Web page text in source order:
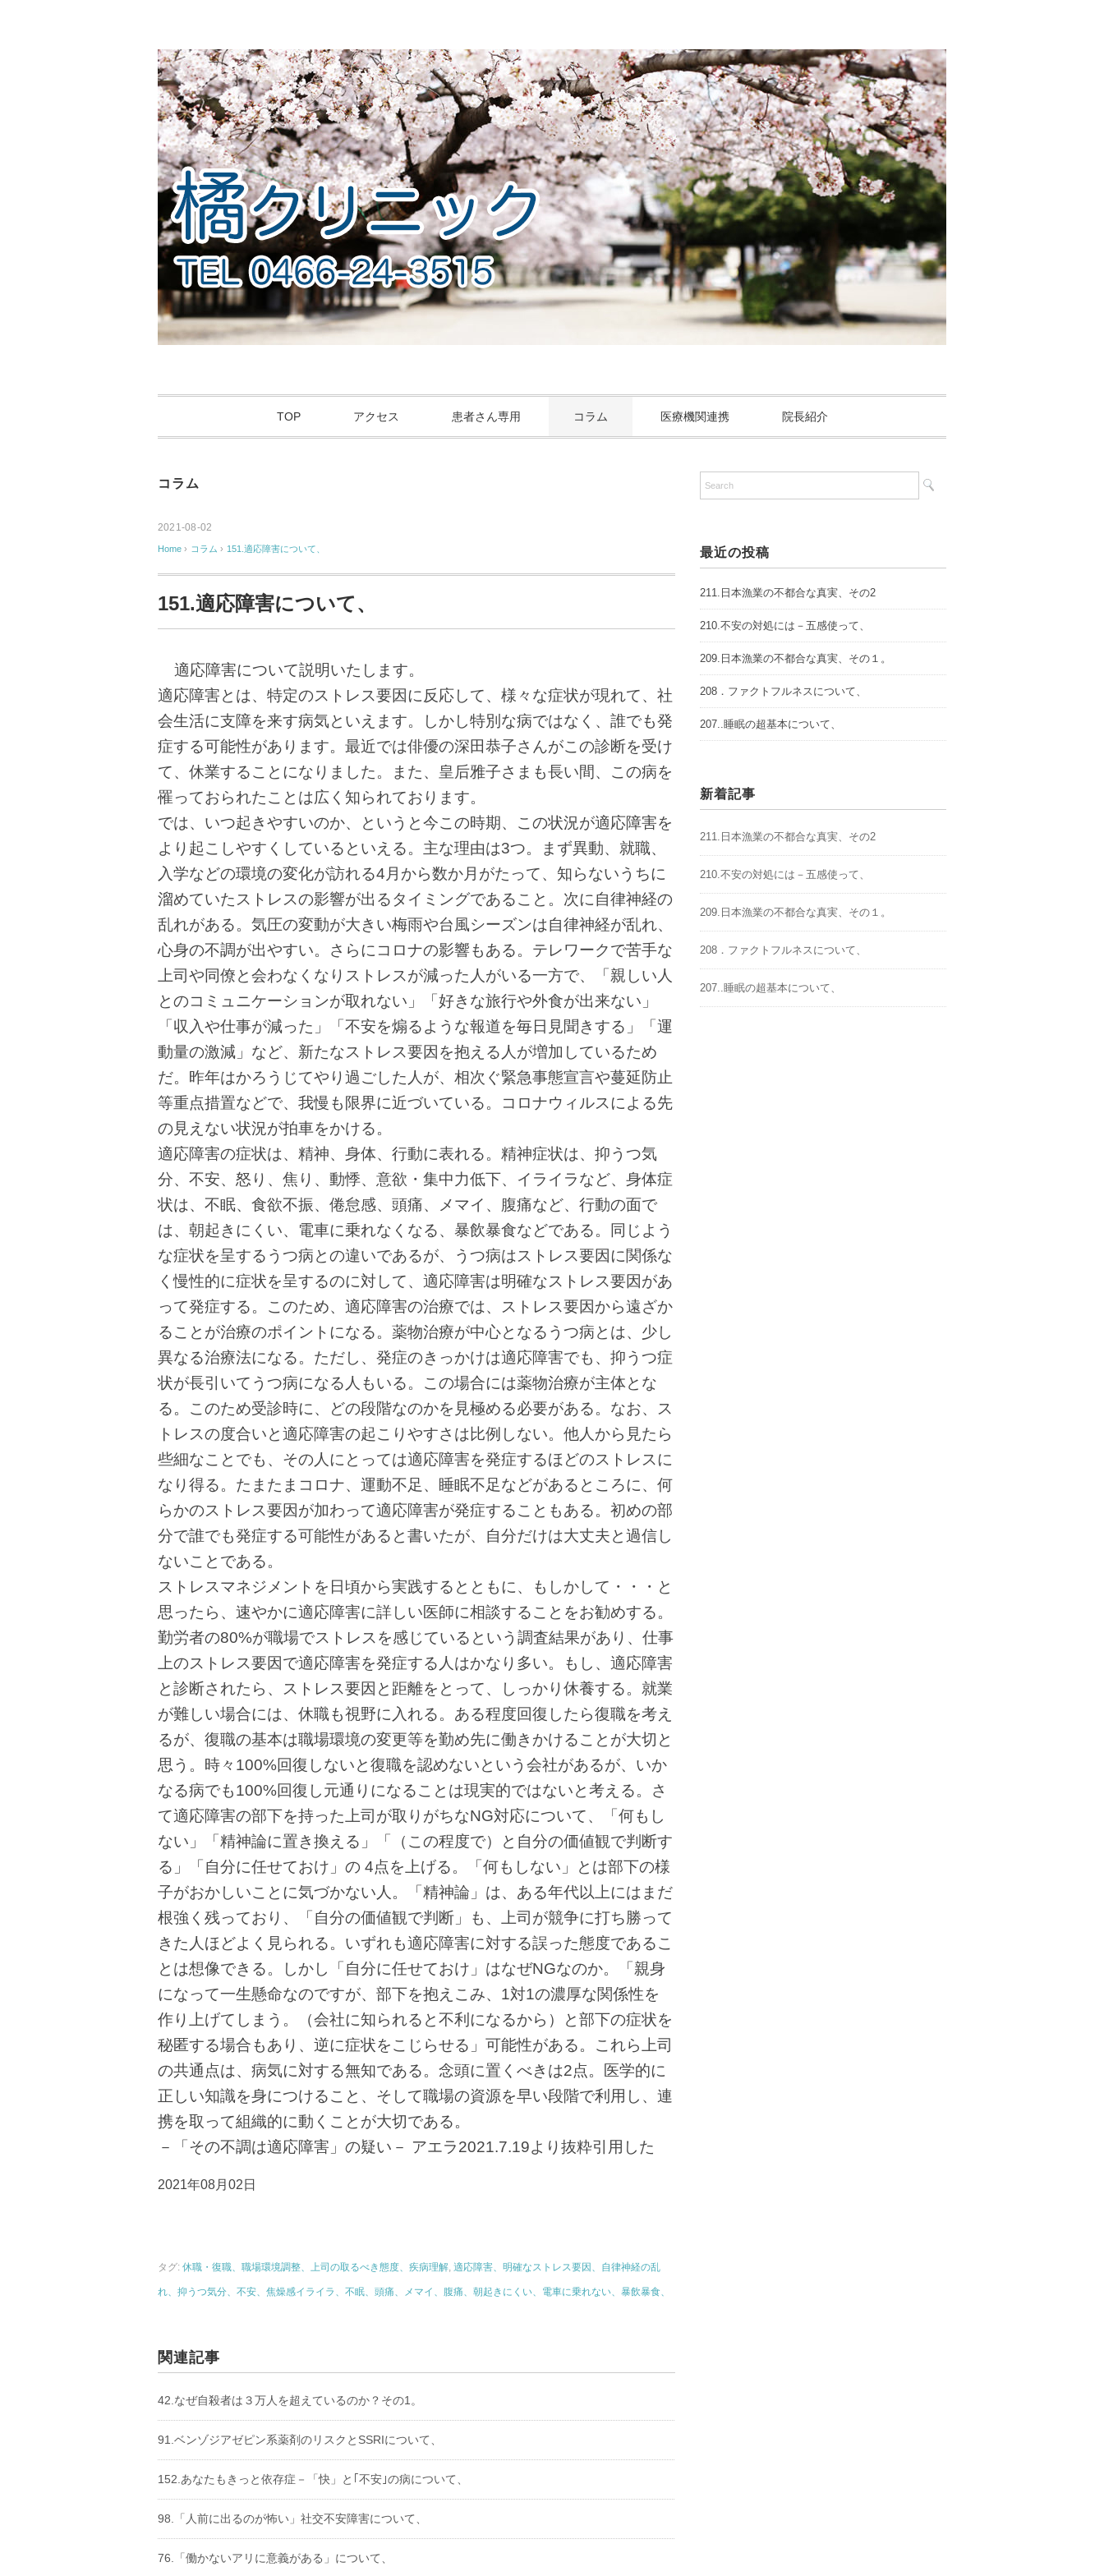
TOP アクセス 患者さん専用 コラム 医療機関連携 院長紹介
コラム
2021-08-02
Home › コラム › 151.適応障害について、
151.適応障害について、
適応障害について説明いたします。
適応障害とは、特定のストレス要因に反応して、様々な症状が現れて、社
会生活に支障を来す病気といえます。しかし特別な病ではなく、誰でも発
症する可能性があります。 最近では俳優の深田恭子さんがこの診断を受け
て、休業することになりました。また、皇后雅子さまも長い間、この病を
罹っておられたことは広く知られております。
では、いつ起きやすいのか、というと今この時期、この状況が適応障害を
より起こしやすくしているといえる。主な理由は3つ。まず異動、就職、
入学などの環境の変化が訪れる4月から数か月がたって、知らないうちに
溜めていたストレスの影響が出るタイミングであること。次に自律神経の
乱れがある。気圧の変動が大きい梅雨や台風シーズンは自律神経が乱れ、
心身の不調が出やすい。さらにコロナの影響もある。テレワークで苦手な
上司や同僚と会わなくなりストレスが減った人がいる一方で、「親しい人
とのコミュニケーションが取れない」「好きな旅行や外食が出来ない」
「収入や仕事が減った」「不安を煽るような報道を毎日見聞きする」「運
動量の激減」など、新たなストレス要因を抱える人が増加しているため
だ。昨年はかろうじてやり過ごした人が、相次ぐ緊急事態宣言や蔓延防止
等重点措置などで、我慢も限界に近づいている。コロナウィルスによる先
の見えない状況が拍車をかける。
適応障害の症状は、精神、身体、行動に表れる。精神症状は、抑うつ気
分、不安、怒り、焦り、動悸、意欲・集中力低下、イライラなど、身体症
状は、不眠、食欲不振、倦怠感、頭痛、メマイ、腹痛など、行動の面で
は、朝起きにくい、電車に乗れなくなる、暴飲暴食などである。同じよう
な症状を呈するうつ病との違いであるが、うつ病はストレス要因に関係な
く慢性的に症状を呈するのに対して、適応障害は明確なストレス要因があ
って発症する。このため、適応障害の治療では、ストレス要因から遠ざか
ることが治療のポイントになる。薬物治療が中心となるうつ病とは、少し
異なる治療法になる。ただし、発症のきっかけは適応障害でも、抑うつ症
状が長引いてうつ病になる人もいる。この場合には薬物治療が主体とな
る。このため受診時に、どの段階なのかを見極める必要がある。なお、ス
トレスの度合いと適応障害の起こりやすさは比例しない。他人から見たら
些細なことでも、その人にとっては適応障害を発症するほどのストレスに
なり得る。たまたまコロナ、運動不足、睡眠不足などがあるところに、何
らかのストレス要因が加わって適応障害が発症することもある。初めの部
分で誰でも発症する可能性があると書いたが、自分だけは大丈夫と過信し
ないことである。
ストレスマネジメントを日頃から実践するとともに、もしかして・・・と
思ったら、速やかに適応障害に詳しい医師に相談することをお勧めする。
勤労者の80%が職場でストレスを感じているという調査結果があり、仕事
上のストレス要因で適応障害を発症する人はかなり多い。もし、適応障害
と診断されたら、ストレス要因と距離をとって、しっかり休養する。就業
が難しい場合には、休職も視野に入れる。ある程度回復したら復職を考え
るが、復職の基本は職場環境の変更等を勤め先に働きかけることが大切と
思う。時々100%回復しないと復職を認めないという会社があるが、いか
なる病でも100%回復し元通りになることは現実的ではないと考える。さ
て適応障害の部下を持った上司が取りがちなNG対応について、「何もし
ない」「精神論に置き換える」「（この程度で）と自分の価値観で判断す
る」「自分に任せておけ」の 4点を上げる。「何もしない」とは部下の様
子がおかしいことに気づかない人。「精神論」は、ある年代以上にはまだ
根強く残っており、「自分の価値観で判断」も、上司が競争に打ち勝って
きた人ほどよく見られる。いずれも適応障害に対する誤った態度であるこ
とは想像できる。しかし「自分に任せておけ」はなぜNGなのか。「親身
になって一生懸命なのですが、部下を抱えこみ、1対1の濃厚な関係性を
作り上げてしまう。（会社に知られると不利になるから）と部下の症状を
秘匿する場合もあり、逆に症状をこじらせる」可能性がある。これら上司
の共通点は、病気に対する無知である。念頭に置くべきは2点。医学的に
正しい知識を身につけること、そして職場の資源を早い段階で利用し、連
携を取って組織的に動くことが大切である。
－「その不調は適応障害」の疑い－ アエラ2021.7.19より抜粋引用した
2021年08月02日
タグ: 休職・復職、職場環境調整、上司の取るべき態度、疾病理解, 適応障害、明確なストレス要因、自律神経の乱
れ、抑うつ気分、不安、焦燥感イライラ、不眠、頭痛、メマイ、腹痛、朝起きにくい、電車に乗れない、暴飲暴食、
関連記事
42.なぜ自殺者は３万人を超えているのか？その1。
91.ベンゾジアゼピン系薬剤のリスクとSSRIについて、
152.あなたもきっと依存症－「快」と｢不安｣の病について、
98.「人前に出るのが怖い」社交不安障害について、
76.「働かないアリに意義がある」について、
最近の投稿
211.日本漁業の不都合な真実、その2
210.不安の対処には－五感使って、
209.日本漁業の不都合な真実、その１。
208．ファクトフルネスについて、
207..睡眠の超基本について、
新着記事
211.日本漁業の不都合な真実、その2
210.不安の対処には－五感使って、
209.日本漁業の不都合な真実、その１。
208．ファクトフルネスについて、
207..睡眠の超基本について、